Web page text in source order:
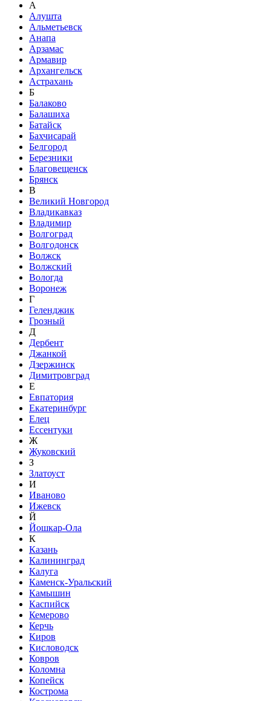
А
Алушта
Альметьевск
Анапа
Арзамас
Армавир
Архангельск
Астрахань
Б
Балаково
Балашиха
Батайск
Бахчисарай
Белгород
Березники
Благовещенск
Брянск
В
Великий Новгород
Владикавказ
Владимир
Волгоград
Волгодонск
Волжск
Волжский
Вологда
Воронеж
Г
Геленджик
Грозный
Д
Дербент
Джанкой
Дзержинск
Димитровград
Е
Евпатория
Екатеринбург
Елец
Ессентуки
Ж
Жуковский
З
Златоуст
И
Иваново
Ижевск
Й
Йошкар-Ола
К
Казань
Калининград
Калуга
Каменск-Уральский
Камышин
Каспийск
Кемерово
Керчь
Киров
Кисловодск
Ковров
Коломна
Копейск
Кострома